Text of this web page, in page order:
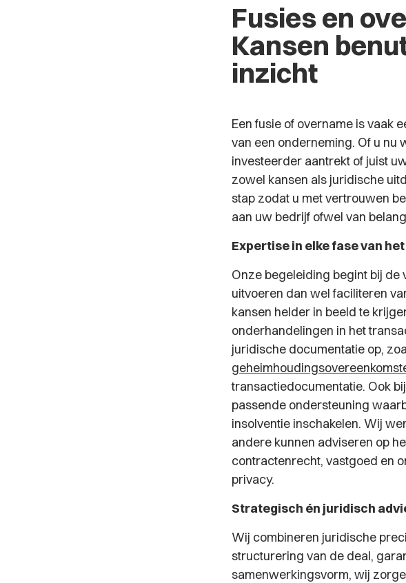
Fusies en
Kansen
inzicht
Een fusie of overname is vaak
van een onderneming. Of u nu
investeerder aantrekt of juist
zowel kansen als juridische
stap zodat u met vertrouwen
aan uw bedrijf ofwel van
Expertise in elke fase van
Onze begeleiding begint bij
uitvoeren dan wel faciliteren
kansen helder in beeld te
onderhandelingen in het
juridische documentatie op,
transactiedocumentatie. Ook
passende ondersteuning
insolventie inschakelen. Wij
andere kunnen adviseren op
contractenrecht, vastgoed en
privacy.
Strategisch én juridisch
Wij combineren juridische
structurering van de deal,
samenwerkingsvorm, wij